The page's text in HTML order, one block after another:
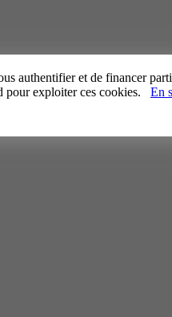
authentifier et de financer
pour exploiter ces cookies.
En